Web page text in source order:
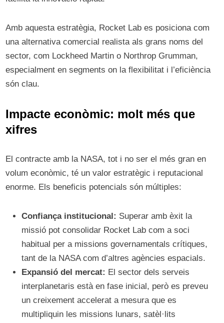
Amb aquesta estratègia, Rocket Lab es posiciona com
una alternativa comercial realista als grans noms del
sector, com Lockheed Martin o Northrop Grumman,
especialment en segments on la flexibilitat i l’eficiència
són clau.
Impacte econòmic: molt més que
xifres
El contracte amb la NASA, tot i no ser el més gran en
volum econòmic, té un valor estratègic i reputacional
enorme. Els beneficis potencials són múltiples:
Confiança institucional: Superar amb èxit la
missió pot consolidar Rocket Lab com a soci
habitual per a missions governamentals crítiques,
tant de la NASA com d’altres agències espacials.
Expansió del mercat: El sector dels serveis
interplanetaris està en fase inicial, però es preveu
un creixement accelerat a mesura que es
multipliquin les missions lunars, satèl·lits